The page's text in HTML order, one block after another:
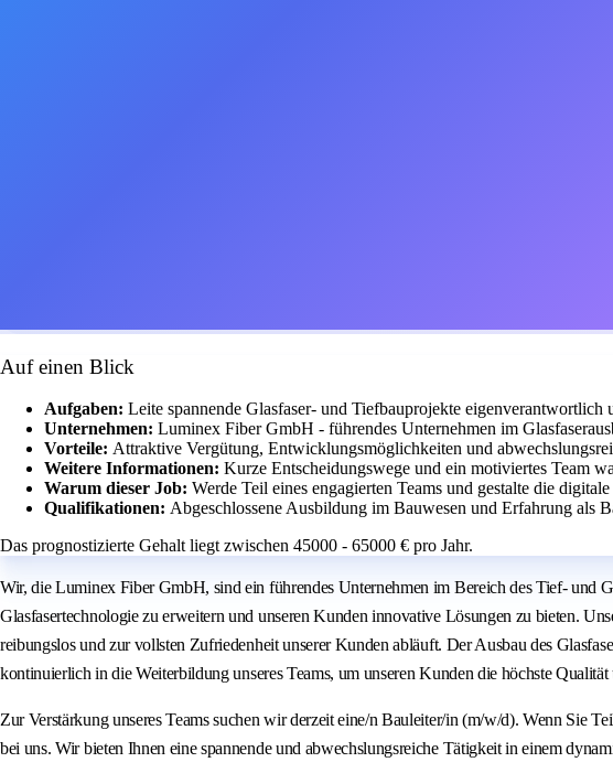
Auf einen Blick
Aufgaben: Leite spannende Glasfaser- und Tiefbauprojekte eigenverantwortlich
Unternehmen: Luminex Fiber GmbH - führendes Unternehmen im
Vorteile: Attraktive Vergütung, Entwicklungsmöglichkeiten und
Weitere Informationen: Kurze Entscheidungswege und ein motiviertes Team
Warum dieser Job: Werde Teil eines engagierten Teams und gestalte die
Qualifikationen: Abgeschlossene Ausbildung im Bauwesen und Erfahrung als
Das prognostizierte Gehalt liegt zwischen 45000 - 65000 € pro Jahr.
Wir, die Luminex Fiber GmbH, sind ein führendes Unternehmen im Bereich des Tief- und
Glasfasertechnologie zu erweitern und unseren Kunden innovative Lösungen zu bieten.
reibungslos und zur vollsten Zufriedenheit unserer Kunden abläuft. Der Ausbau des
kontinuierlich in die Weiterbildung unseres Teams, um unseren Kunden die höchste
Zur Verstärkung unseres Teams suchen wir derzeit eine/n Bauleiter/in (m/w/d). Wenn Sie
bei uns. Wir bieten Ihnen eine spannende und abwechslungsreiche Tätigkeit in einem